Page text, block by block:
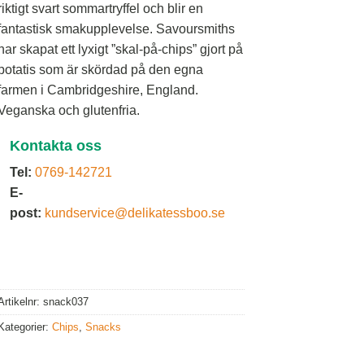
svart sommartryffel och blir en
smakupplevelse. Savoursmiths
skapat ett lyxigt ”skal-på-chips” gjort på
som är skördad på den egna
i Cambridgeshire, England.
och glutenfria.
Kontakta oss
Tel: 0769-142721
E-
post: kundservice@delikatessboo.se
snack037
Chips ,Snacks